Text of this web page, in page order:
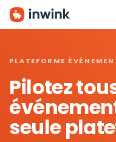
Skip
PLATEFORME
Pilotez
seule